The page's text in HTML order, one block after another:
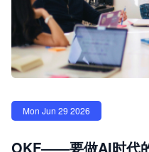
Mon Jun 29 2026
OKF——要做AI时代